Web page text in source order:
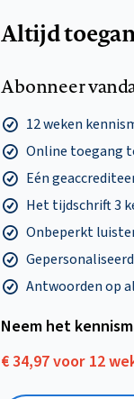
Altijd
Abonneer
12 weken
Online toegang
Eén
Het tijdschrift 3
Onbeperkt
Antwoorden op
Neem het
€ 34,97 voor 12